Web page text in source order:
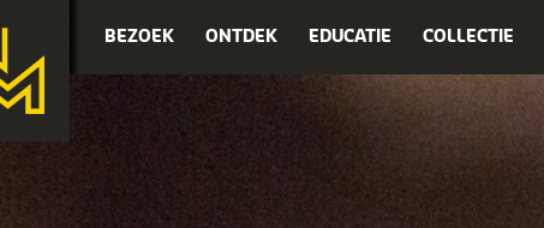
BEZOEK ONTDEK EDUCATIE COLLECTIE